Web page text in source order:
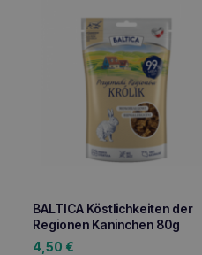
BALTICA Köstlichkeiten der
Regionen Kaninchen 80g
4,50 €